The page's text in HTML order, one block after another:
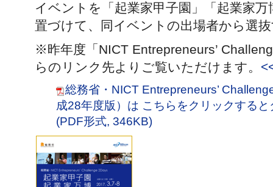
イベントを「起業家甲子園」「起業家
置づけて、同イベントの出場者から選
※昨年度「NICT Entrepreneurs’
らのリンク先よりご覧いただけます。
総務省・NICT Entrepreneurs’
成28年度版）は こちらをクリックする
(PDF形式, 346KB)